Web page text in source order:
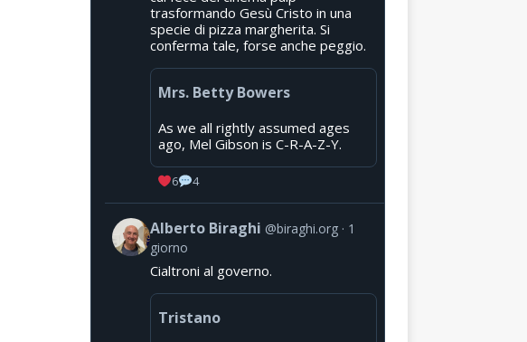
trasformando Gesù Cristo in una
specie di pizza margherita. Si
conferma tale, forse anche peggio.
Mrs. Betty Bowers
As we all rightly assumed ages
ago, Mel Gibson is C-R-A-Z-Y.
6 4
Alberto Biraghi @biraghi.org
1
giorno
Cialtroni al governo.
Tristano